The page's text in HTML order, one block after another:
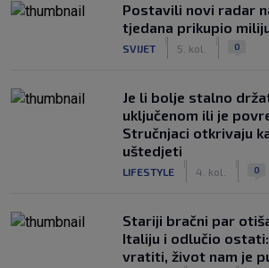
Postavili novi radar
tjedana prikupio
SVIJET 5. kol. 0
Je li bolje stalno
uključenom ili je
Stručnjaci otkrivaju
uštedjeti
LIFESTYLE 4. kol. 0
Stariji bračni par
Italiju i odlučio
vratiti, život nam je